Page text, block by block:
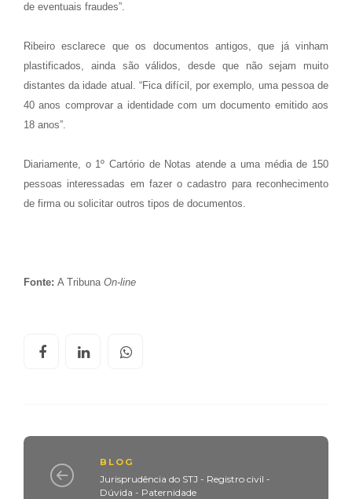
de eventuais fraudes”.
Ribeiro esclarece que os documentos antigos, que já vinham
plastificados, ainda são válidos, desde que não sejam muito
distantes da idade atual. “Fica difícil, por exemplo, uma pessoa de
40 anos comprovar a identidade com um documento emitido aos
18 anos”.
Diariamente, o 1º Cartório de Notas atende a uma média de 150
pessoas interessadas em fazer o cadastro para reconhecimento
de firma ou solicitar outros tipos de documentos.
Fonte: A Tribuna On-line
BLOG
Jurisprudência do STJ - Registro civil -
Dúvida - Paternidade